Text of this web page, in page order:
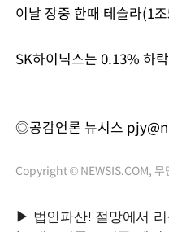
이날 장중 한때 테슬라(1
SK하이닉스는 0.13% 하
◎공감언론 뉴시스
Copyright © NEWSIS.COM, 무